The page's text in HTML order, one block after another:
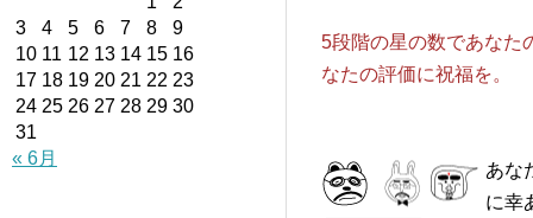
3
4 5 6 7 8
9
10 11 12 13 14 15 16
17 18 19 20 21 22 23
24 25 26 27 28 29 30
31
« 6月
5段階の星の数であなた
なたの評価に祝福を。
あな
に幸